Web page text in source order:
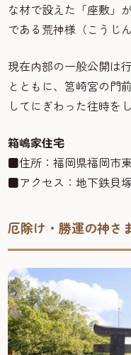
な材で設えた「座敷」
である荒神様（こうじ
現在内部の一般公開は
とともに、筥崎宮の門
してにぎわった往時を
箱嶋家住宅
■住所：福岡県福岡市
■アクセス：地下鉄貝
厄除け・勝運の神さ